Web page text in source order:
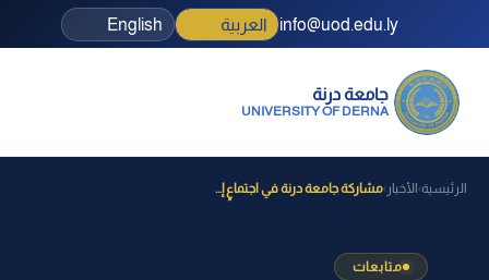
info@uod.edu.ly العربية English
جامعة درنة
UNIVERSITY OF DERNA
الرئيسية› الأخبار ›مشاركة جامعة درنة في اجتماعٍ إ...
متابعات